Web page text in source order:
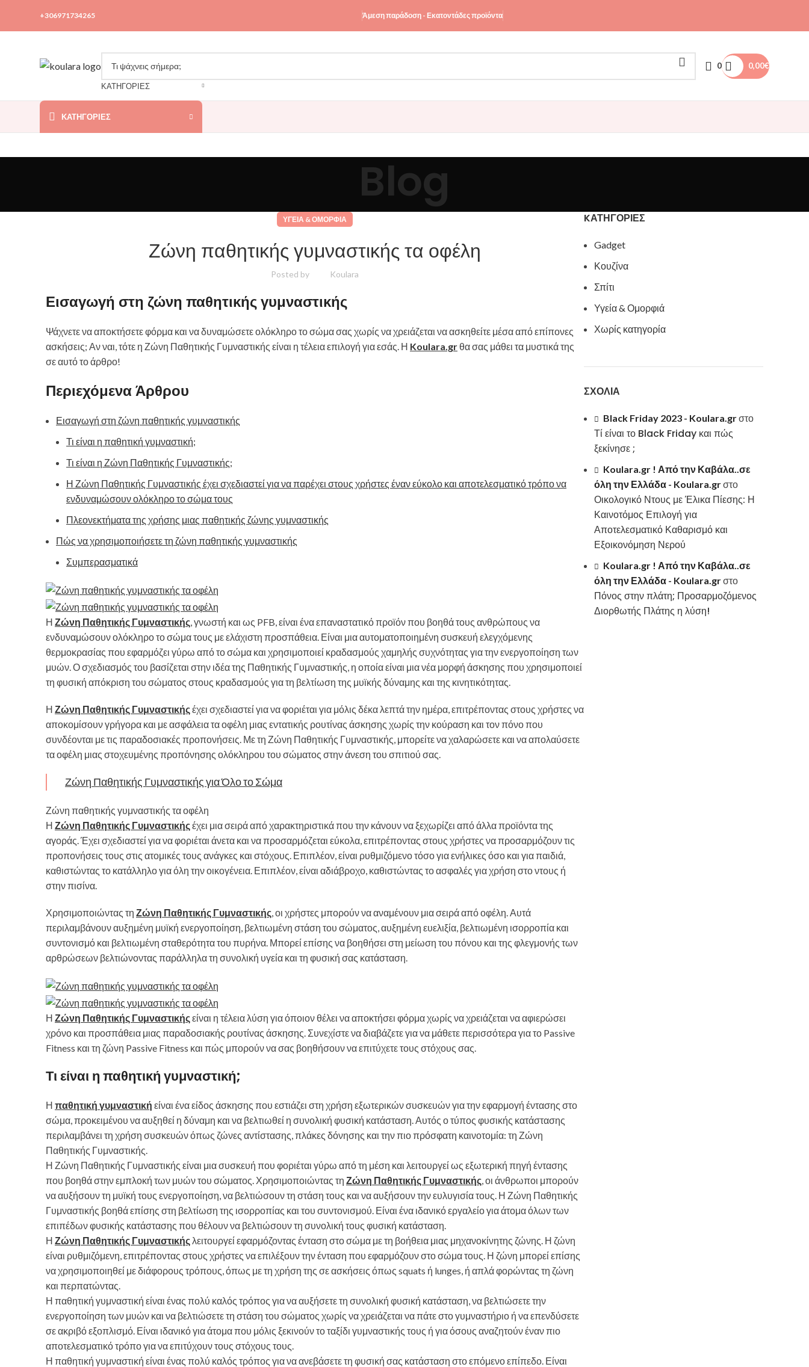
+306971734265 Άμεση παράδοση - Εκατοντάδες προϊόντα
ΚΑΤΗΓΟΡΙΕΣ
0 0,00€
ΚΑΤΗΓΟΡΊΕΣ
Blog
ΥΓΕΊΑ & ΟΜΟΡΦΙΆ
Ζώνη παθητικής γυμναστικής τα οφέλη
Posted by Koulara
Εισαγωγή στη ζώνη παθητικής γυμναστικής
Ψάχνετε να αποκτήσετε φόρμα και να δυναμώσετε ολόκληρο το σώμα σας χωρίς να χρειάζεται να ασκηθείτε μέσα από επίπονες
ασκήσεις; Αν ναι, τότε η Ζώνη Παθητικής Γυμναστικής είναι η τέλεια επιλογή για εσάς. Η Koulara.grθα σας μάθει τα μυστικά της
σε αυτό το άρθρο!
Περιεχόμενα Άρθρου
Εισαγωγή στη ζώνη παθητικής γυμναστικής
Τι είναι η παθητική γυμναστική;
Τι είναι η Ζώνη Παθητικής Γυμναστικής;
Η Ζώνη Παθητικής Γυμναστικής έχει σχεδιαστεί για να παρέχει στους χρήστες έναν εύκολο και αποτελεσματικό τρόπο να
ενδυναμώσουν ολόκληρο το σώμα τους
Πλεονεκτήματα της χρήσης μιας παθητικής ζώνης γυμναστικής
Πώς να χρησιμοποιήσετε τη ζώνη παθητικής γυμναστικής
Συμπερασματικά
Η Ζώνη Παθητικής Γυμναστικής, γνωστή και ως PFB, είναι ένα επαναστατικό προϊόν που βοηθά τους ανθρώπους να
ενδυναμώσουν ολόκληρο το σώμα τους με ελάχιστη προσπάθεια. Είναι μια αυτοματοποιημένη συσκευή ελεγχόμενης
θερμοκρασίας που εφαρμόζει γύρω από το σώμα και χρησιμοποιεί κραδασμούς χαμηλής συχνότητας για την ενεργοποίηση των
μυών. Ο σχεδιασμός του βασίζεται στην ιδέα της Παθητικής Γυμναστικής, η οποία είναι μια νέα μορφή άσκησης που χρησιμοποιεί
τη φυσική απόκριση του σώματος στους κραδασμούς για τη βελτίωση της μυϊκής δύναμης και της κινητικότητας.
Η Ζώνη Παθητικής Γυμναστικήςέχει σχεδιαστεί για να φοριέται για μόλις δέκα λεπτά την ημέρα, επιτρέποντας στους χρήστες να
αποκομίσουν γρήγορα και με ασφάλεια τα οφέλη μιας εντατικής ρουτίνας άσκησης χωρίς την κούραση και τον πόνο που
συνδέονται με τις παραδοσιακές προπονήσεις. Με τη Ζώνη Παθητικής Γυμναστικής, μπορείτε να χαλαρώσετε και να απολαύσετε
τα οφέλη μιας στοχευμένης προπόνησης ολόκληρου του σώματος στην άνεση του σπιτιού σας.
Ζώνη Παθητικής Γυμναστικής για Όλο το Σώμα
Ζώνη παθητικής γυμναστικής τα οφέλη
Η Ζώνη Παθητικής Γυμναστικήςέχει μια σειρά από χαρακτηριστικά που την κάνουν να ξεχωρίζει από άλλα προϊόντα της
αγοράς. Έχει σχεδιαστεί για να φοριέται άνετα και να προσαρμόζεται εύκολα, επιτρέποντας στους χρήστες να προσαρμόζουν τις
προπονήσεις τους στις ατομικές τους ανάγκες και στόχους. Επιπλέον, είναι ρυθμιζόμενο τόσο για ενήλικες όσο και για παιδιά,
καθιστώντας το κατάλληλο για όλη την οικογένεια. Επιπλέον, είναι αδιάβροχο, καθιστώντας το ασφαλές για χρήση στο ντους ή
στην πισίνα.
Χρησιμοποιώντας τη Ζώνη Παθητικής Γυμναστικής, οι χρήστες μπορούν να αναμένουν μια σειρά από οφέλη. Αυτά
περιλαμβάνουν αυξημένη μυϊκή ενεργοποίηση, βελτιωμένη στάση του σώματος, αυξημένη ευελιξία, βελτιωμένη ισορροπία και
συντονισμό και βελτιωμένη σταθερότητα του πυρήνα. Μπορεί επίσης να βοηθήσει στη μείωση του πόνου και της φλεγμονής των
αρθρώσεων βελτιώνοντας παράλληλα τη συνολική υγεία και τη φυσική σας κατάσταση.
Η Ζώνη Παθητικής Γυμναστικήςείναι η τέλεια λύση για όποιον θέλει να αποκτήσει φόρμα χωρίς να χρειάζεται να αφιερώσει
χρόνο και προσπάθεια μιας παραδοσιακής ρουτίνας άσκησης. Συνεχίστε να διαβάζετε για να μάθετε περισσότερα για το Passive
Fitness και τη ζώνη Passive Fitness και πώς μπορούν να σας βοηθήσουν να επιτύχετε τους στόχους σας.
Τι είναι η παθητική γυμναστική;
Η παθητική γυμναστική είναι ένα είδος άσκησης που εστιάζει στη χρήση εξωτερικών συσκευών για την εφαρμογή έντασης στο
σώμα, προκειμένου να αυξηθεί η δύναμη και να βελτιωθεί η συνολική φυσική κατάσταση. Αυτός ο τύπος φυσικής κατάστασης
περιλαμβάνει τη χρήση συσκευών όπως ζώνες αντίστασης, πλάκες δόνησης και την πιο πρόσφατη καινοτομία: τη Ζώνη
Παθητικής Γυμναστικής.
Η Ζώνη Παθητικής Γυμναστικής είναι μια συσκευή που φοριέται γύρω από τη μέση και λειτουργεί ως εξωτερική πηγή έντασης
που βοηθά στην εμπλοκή των μυών του σώματος. Χρησιμοποιώντας τη Ζώνη Παθητικής Γυμναστικής, οι άνθρωποι μπορούν
να αυξήσουν τη μυϊκή τους ενεργοποίηση, να βελτιώσουν τη στάση τους και να αυξήσουν την ευλυγισία τους. Η Ζώνη Παθητικής
Γυμναστικής βοηθά επίσης στη βελτίωση της ισορροπίας και του συντονισμού. Είναι ένα ιδανικό εργαλείο για άτομα όλων των
επιπέδων φυσικής κατάστασης που θέλουν να βελτιώσουν τη συνολική τους φυσική κατάσταση.
Η Ζώνη Παθητικής Γυμναστικήςλειτουργεί εφαρμόζοντας ένταση στο σώμα με τη βοήθεια μιας μηχανοκίνητης ζώνης. Η ζώνη
είναι ρυθμιζόμενη, επιτρέποντας στους χρήστες να επιλέξουν την ένταση που εφαρμόζουν στο σώμα τους. Η ζώνη μπορεί επίσης
να χρησιμοποιηθεί με διάφορους τρόπους, όπως με τη χρήση της σε ασκήσεις όπως squats ή lunges, ή απλά φορώντας τη ζώνη
και περπατώντας.
Η παθητική γυμναστική είναι ένας πολύ καλός τρόπος για να αυξήσετε τη συνολική φυσική κατάσταση, να βελτιώσετε την
ενεργοποίηση των μυών και να βελτιώσετε τη στάση του σώματος χωρίς να χρειάζεται να πάτε στο γυμναστήριο ή να επενδύσετε
σε ακριβό εξοπλισμό. Είναι ιδανικό για άτομα που μόλις ξεκινούν το ταξίδι γυμναστικής τους ή για όσους αναζητούν έναν πιο
αποτελεσματικό τρόπο για να επιτύχουν τους στόχους τους.
Η παθητική γυμναστική είναι ένας πολύ καλός τρόπος για να ανεβάσετε τη φυσική σας κατάσταση στο επόμενο επίπεδο. Είναι
KΑΤΗΓΟΡΊΕΣ
Gadget
Κουζίνα
Σπίτι
Υγεία & Ομορφιά
Χωρίς κατηγορία
ΣΧΌΛΙΑ
Black Friday 2023 - Koulara.grστο
Τί είναι το Black Friday και πώς
ξεκίνησε ;
Koulara.gr ! Από την Καβάλα..σε
όλη την Ελλάδα - Koulara.grστο
Οικολογικό Ντους με Έλικα Πίεσης: Η
Καινοτόμος Επιλογή για
Αποτελεσματικό Καθαρισμό και
Εξοικονόμηση Νερού
Koulara.gr ! Από την Καβάλα..σε
όλη την Ελλάδα - Koulara.grστο
Πόνος στην πλάτη; Προσαρμοζόμενος
Διορθωτής Πλάτης η λύση!